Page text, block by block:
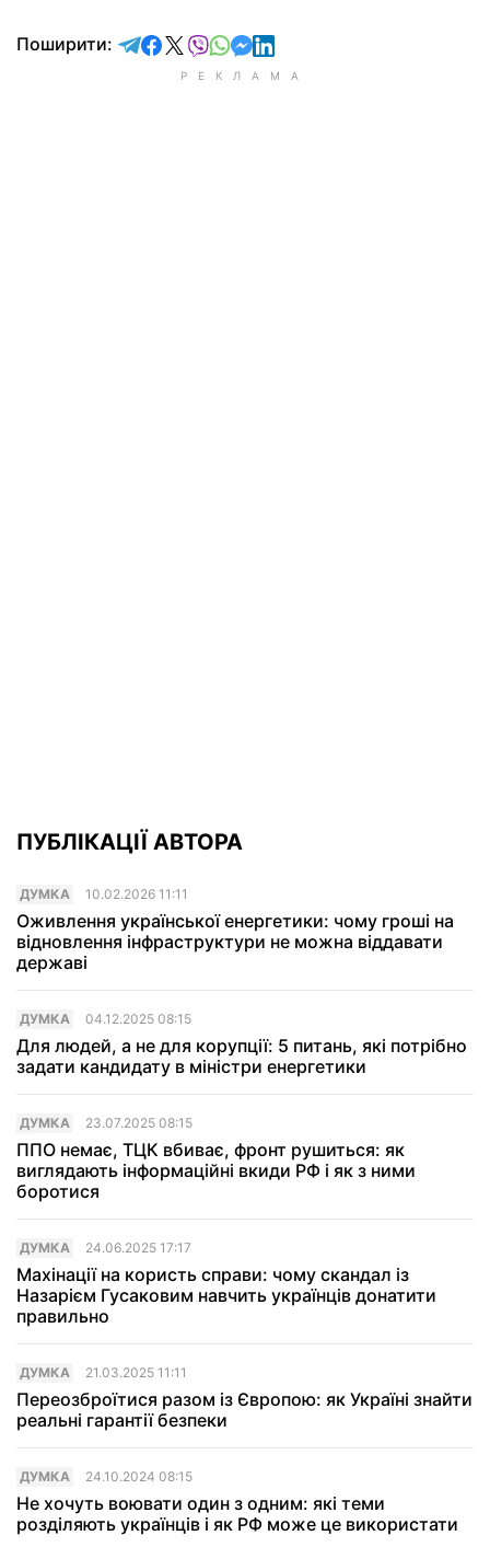
Поширити: відправити у Telegram
поділитись у Facebook
поділитись у X
відправити у Viber
відправити у Whatsapp
відправити у Messenger
відправити у LinkedIn
ПУБЛІКАЦІЇ АВТОРА
ДУМКА 10.02.2026 11:11
Оживлення української енергетики: чому гроші на
відновлення інфраструктури не можна віддавати
державі
ДУМКА 04.12.2025 08:15
Для людей, а не для корупції: 5 питань, які потрібно
задати кандидату в міністри енергетики
ДУМКА 23.07.2025 08:15
ППО немає, ТЦК вбиває, фронт рушиться: як
виглядають інформаційні вкиди РФ і як з ними
боротися
ДУМКА 24.06.2025 17:17
Махінації на користь справи: чому скандал із
Назарієм Гусаковим навчить українців донатити
правильно
ДУМКА 21.03.2025 11:11
Переозброїтися разом із Європою: як Україні знайти
реальні гарантії безпеки
ДУМКА 24.10.2024 08:15
Не хочуть воювати один з одним: які теми
розділяють українців і як РФ може це використати